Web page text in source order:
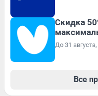
Скидка
До 31
Все